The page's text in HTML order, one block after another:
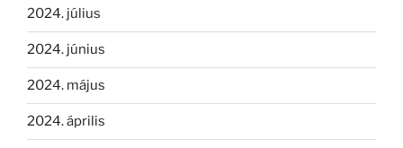
2024. július
2024. június
2024. május
2024. április